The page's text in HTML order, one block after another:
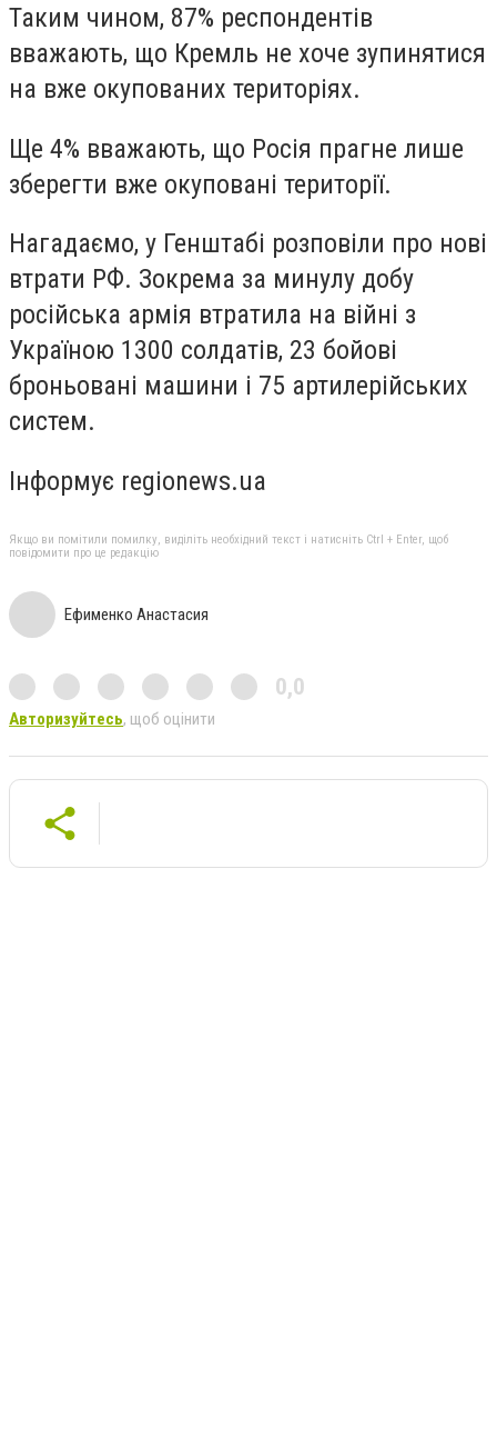
Таким чином, 87% респондентів
вважають, що Кремль не хоче зупинятися
на вже окупованих територіях.
Ще 4% вважають, що Росія прагне лише
зберегти вже окуповані території.
Нагадаємо, у Генштабі розповіли про нові
втрати РФ. Зокрема за минулу добу
російська армія втратила на війні з
Україною 1300 солдатів, 23 бойові
броньовані машини і 75 артилерійських
систем.
Інформує regionews.ua
Якщо ви помітили помилку, виділіть необхідний текст і натисніть Ctrl + Enter, щоб
повідомити про це редакцію
Ефименко Анастасия
0,0
Авторизуйтесь, щоб оцінити